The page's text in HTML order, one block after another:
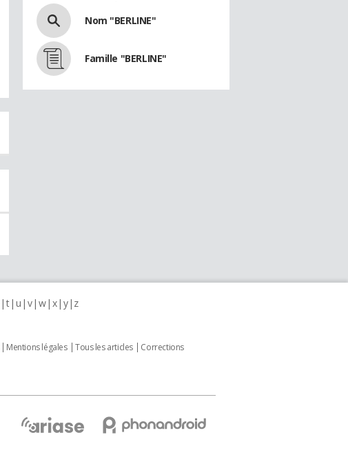
Nom "BERLINE"
Famille "BERLINE"
t u v w x y z
Mentions légales Tous les articles
Corrections